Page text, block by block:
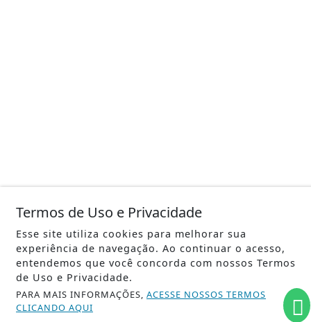
Termos de Uso e Privacidade
Esse site utiliza cookies para melhorar sua
experiência de navegação. Ao continuar o acesso,
entendemos que você concorda com nossos Termos
de Uso e Privacidade.
PARA MAIS INFORMAÇÕES, ACESSE NOSSOS TERMOS
CLICANDO AQUI